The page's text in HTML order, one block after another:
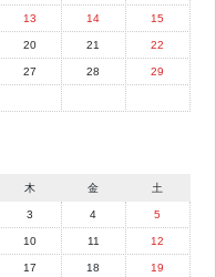
13 14 15
20 21 22
27 28 29
木 金 土
3 4 5
10 11 12
17 18 19